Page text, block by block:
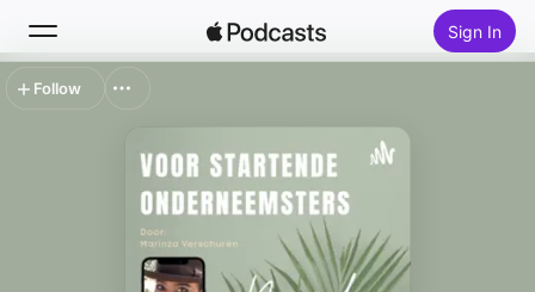
Sign In
Top Charts
Follow